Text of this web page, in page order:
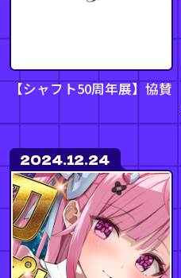
【シャフト50周年展】協賛
2024.12.24